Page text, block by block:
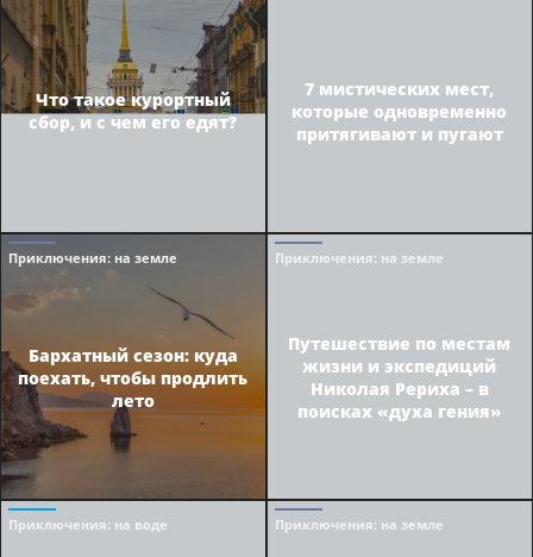
Что такое курортный
сбор, и с чем его едят?
7 мистических мест,
которые одновременно
притягивают и пугают
Приключения: на земле
Бархатный сезон: куда
поехать, чтобы продлить
лето
Приключения: на земле
Путешествие по местам
жизни и экспедиций
Николая Рериха – в
поисках «духа гения»
Приключения: на воде Приключения: на земле